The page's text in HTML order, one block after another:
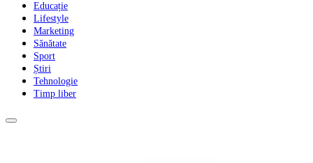
Educație
Lifestyle
Marketing
Sănătate
Sport
Știri
Tehnologie
Timp liber